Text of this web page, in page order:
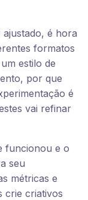
é hora
formatos
estilo de
por que
é
vai refinar
funcionou e o
seu
métricas e
crie criativos